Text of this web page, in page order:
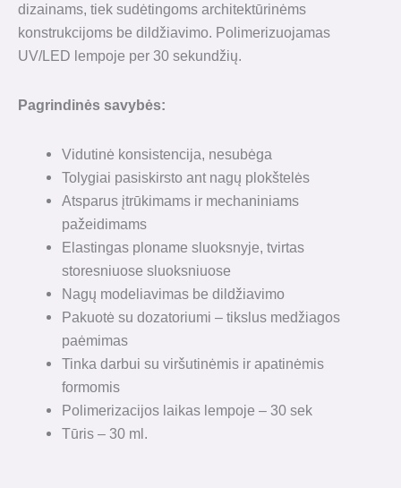
dizainams, tiek sudėtingoms architektūrinėms
konstrukcijoms be dildžiavimo. Polimerizuojamas
UV/LED lempoje per 30 sekundžių.
Pagrindinės savybės:
Vidutinė konsistencija, nesubėga
Tolygiai pasiskirsto ant nagų plokštelės
Atsparus įtrūkimams ir mechaniniams
pažeidimams
Elastingas ploname sluoksnyje, tvirtas
storesniuose sluoksniuose
Nagų modeliavimas be dildžiavimo
Pakuotė su dozatoriumi – tikslus medžiagos
paėmimas
Tinka darbui su viršutinėmis ir apatinėmis
formomis
Polimerizacijos laikas lempoje – 30 sek
Tūris – 30 ml.